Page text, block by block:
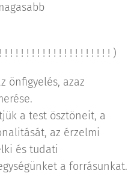
! ! ! ! ! ! ! ! ! ! ! ! ! ! ! ! ! ! ! )
önfigyelés, azaz
a test ösztöneit, a
az érzelmi
és tudati
a forrásunkat.